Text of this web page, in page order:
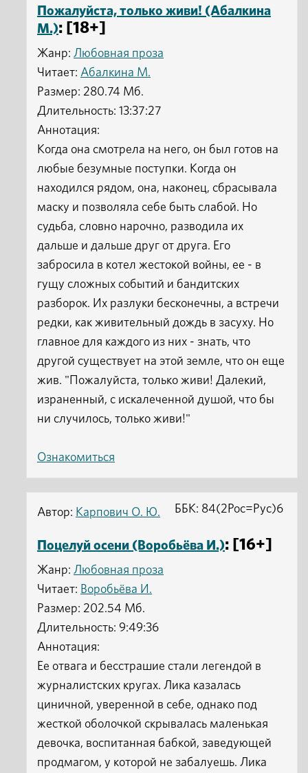
Пожалуйста, только живи! (Абалкина
М.): [18+]
Жанр: Любовная проза
Читает: Абалкина М.
Размер: 280.74 Мб.
Длительность: 13:37:27
Аннотация:
Когда она смотрела на него, он был готов на
любые безумные поступки. Когда он
находился рядом, она, наконец, сбрасывала
маску и позволяла себе быть слабой. Но
судьба, словно нарочно, разводила их
дальше и дальше друг от друга. Его
забросила в котел жестокой войны, ее - в
гущу сложных событий и бандитских
разборок. Их разлуки бесконечны, а встречи
редки, как живительный дождь в засуху. Но
главное для каждого из них - знать, что
другой существует на этой земле, что он еще
жив. "Пожалуйста, только живи! Далекий,
израненный, с искалеченной душой, что бы
ни случилось, только живи!"
Ознакомиться
Автор: Карпович О. Ю.
Поцелуй осени (Воробьёва И.): [16+]
Жанр: Любовная проза
Читает: Воробьёва И.
ББК: 84(2Рос=Рус)6
Размер: 202.54 Мб.
Длительность: 9:49:36
Аннотация:
Ее отвага и бесстрашие стали легендой в
журналистских кругах. Лика казалась
циничной, уверенной в себе, однако под
жесткой оболочкой скрывалась маленькая
девочка, воспитанная бабкой, заведующей
продмагом, у которой не забалуешь. Лика